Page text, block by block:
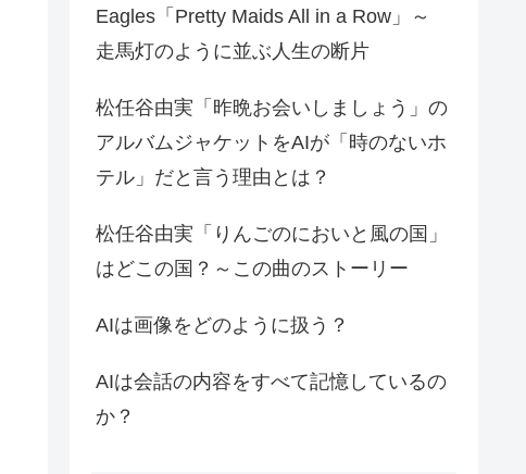
Eagles「Pretty Maids All in a Row」～
走馬灯のように並ぶ人生の断片
松任谷由実「昨晩お会いしましょう」の
アルバムジャケットをAIが「時のないホ
テル」だと言う理由とは？
松任谷由実「りんごのにおいと風の国」
はどこの国？～この曲のストーリー
AIは画像をどのように扱う？
AIは会話の内容をすべて記憶しているの
か？